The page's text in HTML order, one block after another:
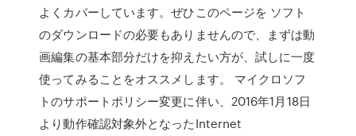
よくカバーしています。ぜひこのページを ソフト
のダウンロードの必要もありませんので、まずは動
画編集の基本部分だけを抑えたい方が、試しに一度
使ってみることをオススメします。 マイクロソフ
トのサポートポリシー変更に伴い、2016年1月18日
より動作確認対象外となったInternet